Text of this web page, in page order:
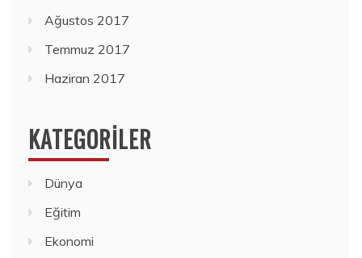
Ağustos 2017
Temmuz 2017
Haziran 2017
KATEGORILER
Dünya
Eğitim
Ekonomi